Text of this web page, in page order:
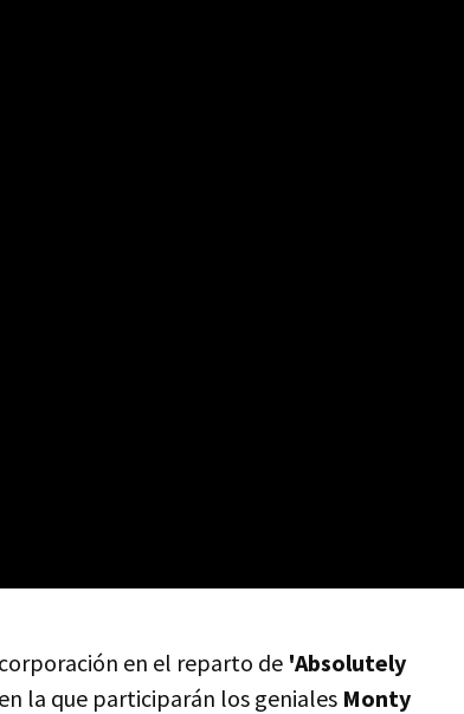
en el reparto de 'Absolutely
la que participarán los geniales Monty